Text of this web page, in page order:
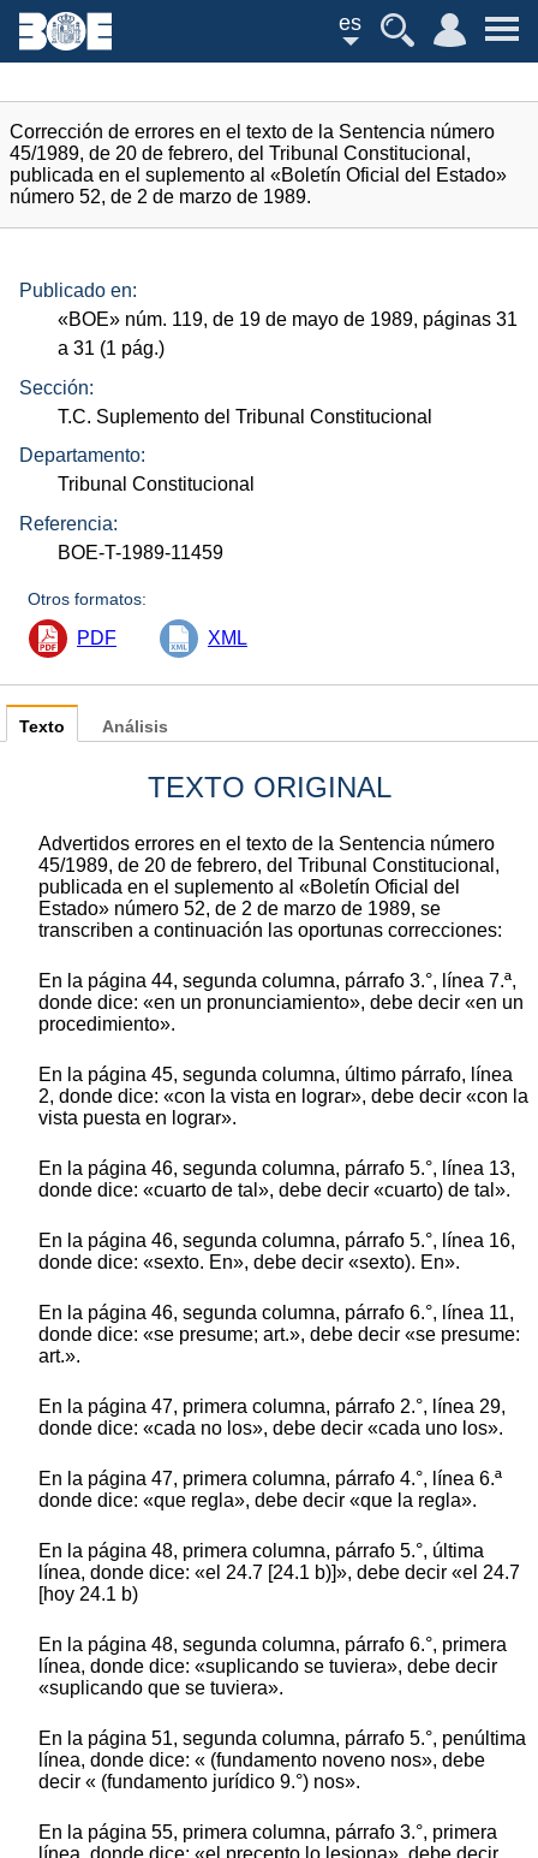
es
Corrección de errores en el texto de la Sentencia número
45/1989, de 20 de febrero, del Tribunal Constitucional,
publicada en el suplemento al «Boletín Oficial del Estado»
número 52, de 2 de marzo de 1989.
Publicado en:
«BOE» núm. 119, de 19 de mayo de 1989, páginas 31
a 31 (1 pág.)
Sección:
T.C. Suplemento del Tribunal Constitucional
Departamento:
Tribunal Constitucional
Referencia:
BOE-T-1989-11459
Otros formatos:
PDF XML
Texto
TEXTO ORIGINAL
Advertidos errores en el texto de la Sentencia número
45/1989, de 20 de febrero, del Tribunal Constitucional,
publicada en el suplemento al «Boletín Oficial del
Estado» número 52, de 2 de marzo de 1989, se
transcriben a continuación las oportunas correcciones:
En la página 44, segunda columna, párrafo 3.°, línea 7.ª,
donde dice: «en un pronunciamiento», debe decir «en un
procedimiento».
En la página 45, segunda columna, último párrafo, línea
2, donde dice: «con la vista en lograr», debe decir «con la
vista puesta en lograr».
En la página 46, segunda columna, párrafo 5.°, línea 13,
donde dice: «cuarto de tal», debe decir «cuarto) de tal».
En la página 46, segunda columna, párrafo 5.°, línea 16,
donde dice: «sexto. En», debe decir «sexto). En».
En la página 46, segunda columna, párrafo 6.°, línea 11,
donde dice: «se presume; art.», debe decir «se presume:
art.».
En la página 47, primera columna, párrafo 2.°, línea 29,
donde dice: «cada no los», debe decir «cada uno los».
En la página 47, primera columna, párrafo 4.°, línea 6.ª
donde dice: «que regla», debe decir «que la regla».
En la página 48, primera columna, párrafo 5.°, última
línea, donde dice: «el 24.7 [24.1 b)]», debe decir «el 24.7
[hoy 24.1 b)
En la página 48, segunda columna, párrafo 6.°, primera
línea, donde dice: «suplicando se tuviera», debe decir
«suplicando que se tuviera».
En la página 51, segunda columna, párrafo 5.°, penúltima
línea, donde dice: « (fundamento noveno nos», debe
decir « (fundamento jurídico 9.°) nos».
En la página 55, primera columna, párrafo 3.°, primera
línea, donde dice: «el precepto lo lesiona», debe decir
Análisis